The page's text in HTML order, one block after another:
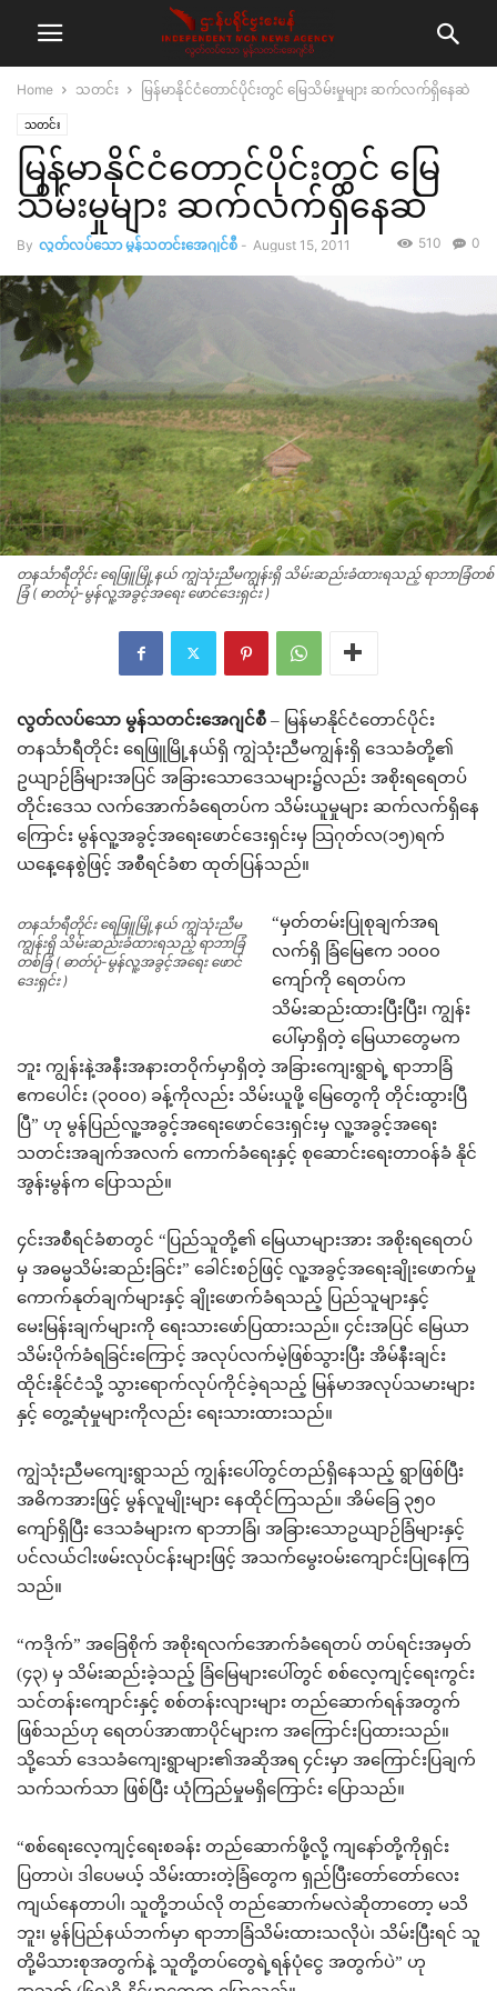
Home သတင်း မြန်မာနိုင်ငံတောင်ပိုင်းတွင် မြေသိမ်းမှုများ ဆက်လက်ရှိနေဆဲ
သတင်း
မြန်မာနိုင်ငံတောင်ပိုင်းတွင် မြေ
သိမ်းမှုများ ဆက်လက်ရှိနေဆဲ
By လွတ်လပ်သော မွန်သတင်းအေဂျင်စီ - August 15, 2011 0
510
တနင်္သာရီတိုင်း ရေဖြူမြို့နယ် ကျွဲသုံးညီမကျွန်းရှိ သိမ်းဆည်းခံထားရသည့် ရာဘာခြံတစ်
ခြံ ( ဓာတ်ပုံ-မွန်လူ့အခွင့်အရေး ဖောင်ဒေးရှင်း )
လွတ်လပ်သော မွန်သတင်းအေဂျင်စီ – မြန်မာနိုင်ငံတောင်ပိုင်း
တနင်္သာရီတိုင်း ရေဖြူမြို့နယ်ရှိ ကျွဲသုံးညီမကျွန်းရှိ ဒေသခံတို့၏
ဥယျာဉ်ခြံများအပြင် အခြားသောဒေသများ၌လည်း အစိုးရရေတပ်
တိုင်းဒေသ လက်အောက်ခံရေတပ်က သိမ်းယူမှုများ ဆက်လက်ရှိနေ
ကြောင်း မွန်လူ့အခွင့်အရေးဖောင်ဒေးရှင်းမှ သြဂုတ်လ(၁၅)ရက်
ယနေ့နေစွဲဖြင့် အစီရင်ခံစာ ထုတ်ပြန်သည်။
တနင်္သာရီတိုင်း ရေဖြူမြို့နယ် ကျွဲသုံးညီမ
ကျွန်းရှိ သိမ်းဆည်းခံထားရသည့် ရာဘာခြံ
တစ်ခြံ ( ဓာတ်ပုံ-မွန်လူ့အခွင့်အရေး ဖောင်
ဒေးရှင်း )
“မှတ်တမ်းပြုစုချက်အရ
လက်ရှိ ခြံမြေဧက ၁၀၀၀
ကျော်ကို ရေတပ်က
သိမ်းဆည်းထားပြီးပြီး၊ ကျွန်း
ပေါ်မှာရှိတဲ့ မြေယာတွေမက
ဘူး ကျွန်းနဲ့အနီးအနားတဝိုက်မှာရှိတဲ့ အခြားကျေးရွာရဲ့ ရာဘာခြံ
ဧကပေါင်း (၃၀၀၀) ခန့်ကိုလည်း သိမ်းယူဖို့ မြေတွေကို တိုင်းထွားပြီ
ပြီ” ဟု မွန်ပြည်လူ့အခွင့်အရေးဖောင်ဒေးရှင်းမှ လူ့အခွင့်အရေး
သတင်းအချက်အလက် ကောက်ခံရေးနှင့် စုဆောင်းရေးတာဝန်ခံ နိုင်
အွန်းမွန်က ပြောသည်။
၄င်းအစီရင်ခံစာတွင် “ပြည်သူတို့၏ မြေယာများအား အစိုးရရေတပ်
မှ အဓမ္မသိမ်းဆည်းခြင်း” ခေါင်းစဉ်ဖြင့် လူ့အခွင့်အရေးချိုးဖောက်မှု
ကောက်နုတ်ချက်များနှင့် ချိုးဖောက်ခံရသည့် ပြည်သူများနှင့်
မေးမြန်းချက်များကို ရေးသားဖော်ပြထားသည်။ ၄င်းအပြင် မြေယာ
သိမ်းပိုက်ခံရခြင်းကြောင့် အလုပ်လက်မဲ့ဖြစ်သွားပြီး အိမ်နီးချင်း
ထိုင်းနိုင်ငံသို့ သွားရောက်လုပ်ကိုင်ခဲ့ရသည့် မြန်မာအလုပ်သမားများ
နှင့် တွေ့ဆုံမှုများကိုလည်း ရေးသားထားသည်။
ကျွဲသုံးညီမကျေးရွာသည် ကျွန်းပေါ်တွင်တည်ရှိနေသည့် ရွာဖြစ်ပြီး
အဓိကအားဖြင့် မွန်လူမျိုးများ နေထိုင်ကြသည်။ အိမ်ခြေ ၃၅၀
ကျော်ရှိပြီး ဒေသခံများက ရာဘာခြံ၊ အခြားသောဥယျာဉ်ခြံများနှင့်
ပင်လယ်ငါးဖမ်းလုပ်ငန်းများဖြင့် အသက်မွေးဝမ်းကျောင်းပြုနေကြ
သည်။
“ကဒိုက်” အခြေစိုက် အစိုးရလက်အောက်ခံရေတပ် တပ်ရင်းအမှတ်
(၄၃) မှ သိမ်းဆည်းခဲ့သည့် ခြံမြေများပေါ်တွင် စစ်လေ့ကျင့်ရေးကွင်း
သင်တန်းကျောင်းနှင့် စစ်တန်းလျားများ တည်ဆောက်ရန်အတွက်
ဖြစ်သည်ဟု ရေတပ်အာဏာပိုင်များက အကြောင်းပြထားသည်။
သို့သော် ဒေသခံကျေးရွာများ၏အဆိုအရ ၄င်းမှာ အကြောင်းပြချက်
သက်သက်သာ ဖြစ်ပြီး ယုံကြည်မှုမရှိကြောင်း ပြောသည်။
“စစ်ရေးလေ့ကျင့်ရေးစခန်း တည်ဆောက်ဖို့လို့ ကျနော်တို့ကိုရှင်း
ပြတာပဲ၊ ဒါပေမယ့် သိမ်းထားတဲ့ခြံတွေက ရှည်ပြီးတော်တော်လေး
ကျယ်နေတာပါ၊ သူတို့ဘယ်လို တည်ဆောက်မလဲဆိုတာတော့ မသိ
ဘူး၊ မွန်ပြည်နယ်ဘက်မှာ ရာဘာခြံသိမ်းထားသလိုပဲ၊ သိမ်းပြီးရင် သူ
တို့မိသားစုအတွက်နဲ့ သူတို့တပ်တွေရဲ့ရန်ပုံငွေ အတွက်ပဲ” ဟု